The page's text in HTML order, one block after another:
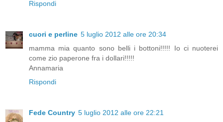
Rispondi
cuori e perline 5 luglio 2012 alle ore 20:34
mamma mia quanto sono belli i bottoni!!!!! Io ci nuoterei
come zio paperone fra i dollari!!!!!
Annamaria
Rispondi
Fede Country 5 luglio 2012 alle ore 22:21